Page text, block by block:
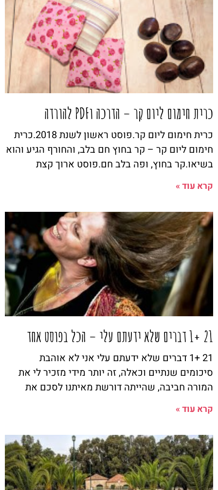
כרית חימום ליום קר – הדרכה וPDF להורדה
כרית חימום ליום קר.פוסט ראשון לשנת 2018.כרית
חימום ליום קר – קר בחוץ חם בלב, והחורף הגיע והוא
בשיאו.קר בחוץ, ופה בלב חם.פוסט ארוך קצת
קרא עוד »
21 +1 דברים שלא ידעתם עלי – הכל בפוסט אחד
21 +1 דברים שלא ידעתם עלי אני לא אוהבת
סיכומים שנתיים וכאלה, זה יותר מידי מזכיר לי את
המורה חביבה, שהייתה דורשת מאיתנו לסכם את
קרא עוד »